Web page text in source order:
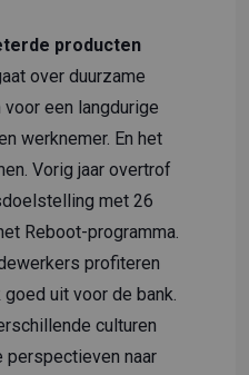
producten
over duurzame
een langdurige
werknemer. En het
Vorig jaar overtrof
met 26
Reboot-programma.
profiteren
uit voor de bank.
culturen
perspectieven naar